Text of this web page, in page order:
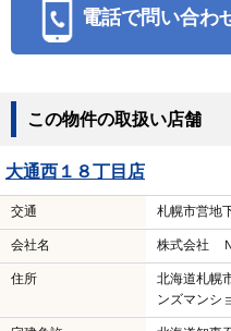
電話で問い合わ
この物件の取扱い店舗
大通西１８丁目店
交通 札幌市営地
会社名 株式会社
住所
北海道札幌
ンズマンシ